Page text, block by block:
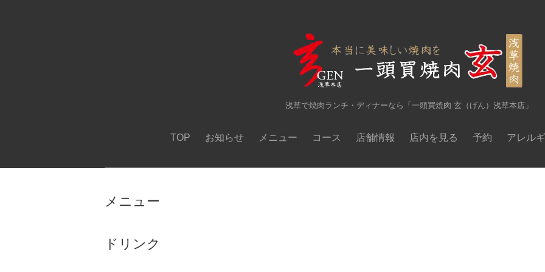
浅草で焼肉ランチ・ディナーなら「一頭買焼肉 玄（げん）浅草本店」
TOP お知らせ メニュー コース 店舗情報 店内を見る 予約 アレル
メニュー
ドリンク